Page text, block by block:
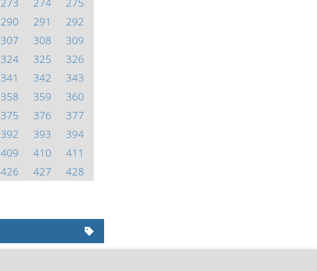
290 291
292
307 308
309
324 325
326
341 342
343
358 359
360
375 376
377
392 393
394
409 410
411
426 427
428